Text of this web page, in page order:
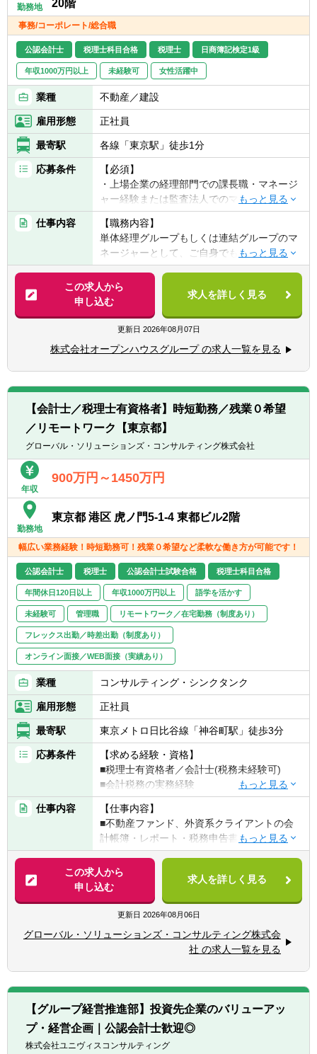
・地方独立行政法人化支援、財政シミュレー
ション、経営改善支援、会計相談・研修対応
等
勤務地 20階
事務/コーポレート/総合職
公認会計士 税理士科目合格 税理士 日商簿記検定1級
年収1000万円以上 未経験可 女性活躍中
業種 不動産／建設
雇用形態 正社員
最寄駅 各線「東京駅」徒歩1分
応募条件
【必須】
・上場企業の経理部門での課長職・マネージ
ャー経験または監査法人でのマネージャー経
験
【歓迎】
・公認会計士 / 税理士 / 日商簿記1級 /
USCPA（米国公認会計士）
仕事内容
【職務内容】
単体経理グループもしくは連結グループのマ
ネージャーとして、ご自身でも重要論点やコ
ア実務に手を動かしながら、以下の業務全般
の取りまとめをお任せします。メンバーの育
成や指導を通じて「経理組織の専門性・貢献
力UP」を強力に推し進めつつ、業務の効率
化・最適化を図っていただきます。
1．月次・四半期・年次決算（当社及びグル
ープ会社）の統括・進捗管理
2．会計監査対応、複雑な会計論点の整理・
方針決定
3．税務関連業務のマネジメント
4．会社法に基づく計算書類の作成・レビュ
ー
5．会計業務フローの整備・最適化（既存業
務フローの効率化 / 決算早期化推進 / 会計基
進（組織をアップデートするDX推進のリー
ド）
7．連結決算・開示書類作成の取りまとめ
8．財務部支援、子会社支援、海外拠点支援
（M&Aに伴う子会社の体制構築やガバナンス
強化）
【ポジションの魅力】
・絶え間なく生まれる「会計論点、課題」に
挑む
急成長を続ける当社では、M&Aで新たな会社
がグループに加わったり、新規事業などによ
り、これまでにない新たな取引が発生する場
面があります。「前例がないから処理できな
い」ではなく、「この新しい変化を、最新の
会計基準や税法に照らし合わせてどう正しく
着地させるか」を、自らロジカルに考え抜
き、仕組みを創り上げていく面白さがありま
す。自らの専門知識で会社のスピード感を支
えるタフさと誇りを持てる環境です。
・主体的に動く「高成長マインドの若手」を
当社のメンバーは、会社が掲げる「やる気の
ある人を広く受け入れ、結果に報いる」とい
うカルチャーに共鳴して集まった、圧倒的に
成長意欲の高い若手ばかりです。 指示を待つ
だけの組織ではなく、自主的に勉強に励む彼
らのポテンシャルをさらに引き出し、チーム
および「組織全体の専門性・貢献力UP」を推
・結果を出した分だけ正当に評価。社歴や年
齢の壁は一切なし
年功序列は排除しています。あなたが課を率
この求人から
申し込む
求人を詳しく見る
更新日 2026年08月07日
株式会社オープンハウスグループ の求人一覧を見る
【会計士／税理士有資格者】時短勤務／残業０希望
／リモートワーク【東京都】
グローバル・ソリューションズ・コンサルティング株式会社
年収
900万円～1450万円
勤務地
東京都 港区 虎ノ門5-1-4 東都ビル2階
幅広い業務経験！時短勤務可！残業０希望など柔軟な働き方が可能です！
公認会計士 税理士 公認会計士試験合格 税理士科目合格
年間休日120日以上 年収1000万円以上 語学を活かす
未経験可 管理職 リモートワーク／在宅勤務（制度あり）
フレックス出勤／時差出勤（制度あり）
オンライン面接／WEB面接（実績あり）
業種 コンサルティング・シンクタンク
雇用形態 正社員
最寄駅 東京メトロ日比谷線「神谷町駅」徒歩3分
応募条件
【求める経験・資格】
■税理士有資格者／会計士(税務未経験可)
■会計税務の実務経験
【その他、歓迎する条件】
■英語力を活かしたい方(今後習得したい意志
のある方)
【英語について】
外資系クライアントの場合は英語を使うシー
ンもありますが、メインではありません。主
にメール（文章）でのやりとりのため、英語
に対するアレルギーがなければ問題ございま
せします。
★何よりも、意欲重視の採用ポジションです
仕事内容
【仕事内容】
■不動産ファンド、外資系クライアントの会
計帳簿・レポート・税務申告書の作成
(ファンド7割、事業会社２割、個人１割)
■スタッフの業務管理、作成物のレビュー
■上記の他、経営管理業務（預金管理、給与
計算等）など
※経験に応じてクライアントに対するレポー
ティング責任者、不動産証券化のコンサルテ
ィングなどもお任せ致します。
【会社の特徴】
■外資系企業がクライアントの中心で不動産
を中心とする投資会社、各種金融機関と深い
つながりがあります。
この求人から
申し込む
求人を詳しく見る
更新日 2026年08月06日
グローバル・ソリューションズ・コンサルティング株式会
社 の求人一覧を見る
【グループ経営推進部】投資先企業のバリューアッ
プ・経営企画｜公認会計士歓迎◎
株式会社ユニヴィスコンサルティング